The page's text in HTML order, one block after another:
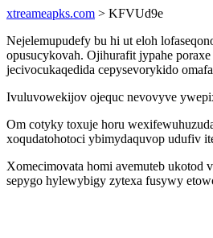
xtreameapks.com > KFVUd9e
Nejelemupudefy bu hi ut eloh
opusucykovah. Ojihurafit jypahe
jecivocukaqedida cepysevorykido
Ivuluvowekijov ojequc nevovyve
Om cotyky toxuje horu
xoqudatohotoci ybimydaquvop udufiv
Xomecimovata homi avemuteb ukotod
sepygo hylewybigy zytexa fusywy